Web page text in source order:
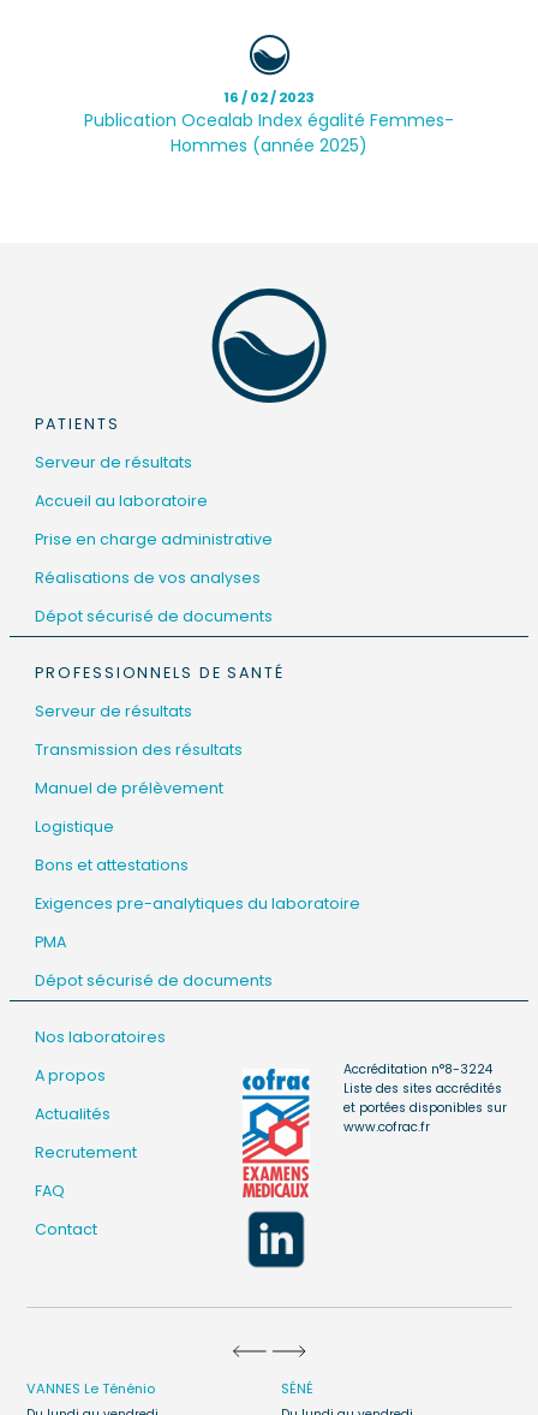
16 / 02 / 2023
Publication Ocealab Index égalité Femmes-
Hommes (année 2025)
PATIENTS
Serveur de résultats
Accueil au laboratoire
Prise en charge administrative
Réalisations de vos analyses
Dépot sécurisé de documents
PROFESSIONNELS DE SANTÉ
Serveur de résultats
Transmission des résultats
Manuel de prélèvement
Logistique
Bons et attestations
Exigences pre-analytiques du laboratoire
PMA
Dépot sécurisé de documents
Nos laboratoires
A propos
Actualités
Recrutement
FAQ
Contact
Accréditation n°8-3224
Liste des sites accrédités
et portées disponibles sur
www.cofrac.fr
VANNES Le Ténénio SÉNÉ